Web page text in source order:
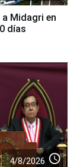
a Midagri en
días
4/8/2026 access_time